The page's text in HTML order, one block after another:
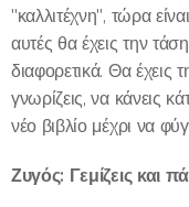
"καλλιτέχνη", τώρα
αυτές θα έχεις την
διαφορετικά. Θα έχεις
γνωρίζεις, να κάνεις
νέο βιβλίο μέχρι να
Ζυγός: Γεμίζεις και